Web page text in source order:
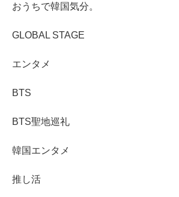
おうちで韓国気分。
GLOBAL STAGE
エンタメ
BTS
BTS聖地巡礼
韓国エンタメ
推し活